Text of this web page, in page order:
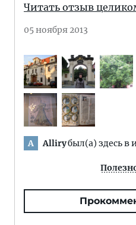
Читать отзыв
05 ноября 2013
A Alliryбыл(а) здесь в